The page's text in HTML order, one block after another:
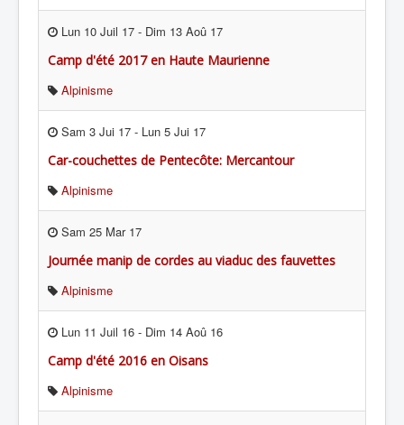
Lun 10 Juil 17 - Dim 13 Aoû 17
Camp d'été 2017 en Haute Maurienne
Alpinisme
Sam 3 Jui 17 - Lun 5 Jui 17
Car-couchettes de Pentecôte: Mercantour
Alpinisme
Sam 25 Mar 17
Journée manip de cordes au viaduc des fauvettes
Alpinisme
Lun 11 Juil 16 - Dim 14 Aoû 16
Camp d'été 2016 en Oisans
Alpinisme